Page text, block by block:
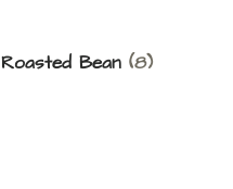
Roasted Bean (8)